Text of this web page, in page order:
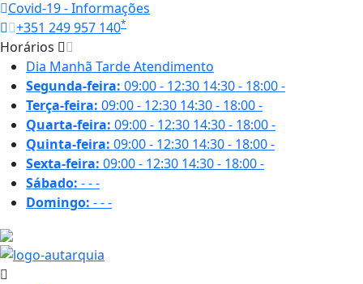
Covid-19 - Informações
+351 249 957 140*
Horários
Dia Manhã TardeAtendimento
Segunda-feira: 09:00 - 12:30 14:30 - 18:00-
Terça-feira: 09:00 - 12:30 14:30 - 18:00-
Quarta-feira: 09:00 - 12:30 14:30 - 18:00-
Quinta-feira: 09:00 - 12:30 14:30 - 18:00-
Sexta-feira: 09:00 - 12:30 14:30 - 18:00-
Sábado: ---
Domingo: ---